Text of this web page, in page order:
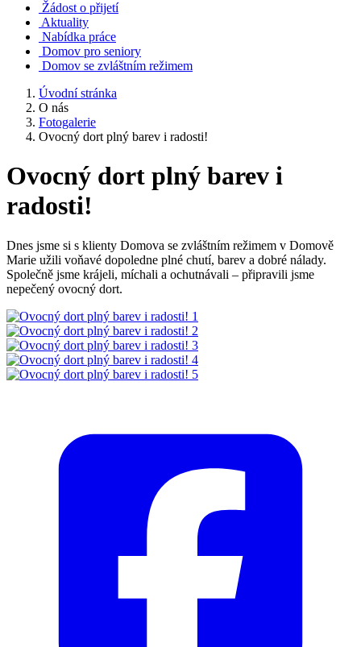
Žádost o přijetí
Aktuality
Nabídka práce
Domov pro seniory
Domov se zvláštním režimem
Úvodní stránka
O nás
Fotogalerie
Ovocný dort plný barev i radosti!
Ovocný dort plný barev i
radosti!
Dnes jsme si s klienty Domova se zvláštním režimem v Domově
Marie užili voňavé dopoledne plné chutí, barev a dobré nálady.
Společně jsme krájeli, míchali a ochutnávali – připravili jsme
nepečený ovocný dort.